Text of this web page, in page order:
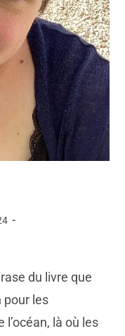
du livre que
pour les
l’océan, là où les